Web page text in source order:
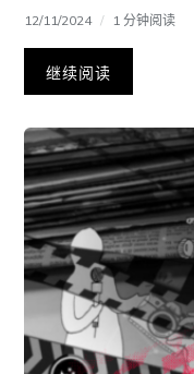
12/11/2024 1 分钟阅读
继续阅读